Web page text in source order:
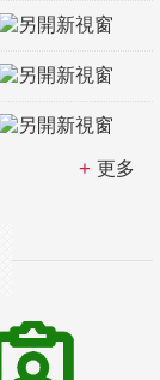
更多